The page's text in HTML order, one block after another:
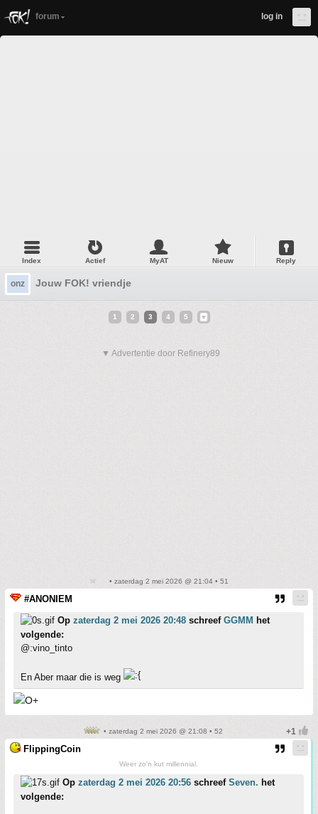
forum log in
Index Actief MyAT Nieuw Reply
onz Jouw FOK! vriendje
1 2 3 4 5
▼ Advertentie door Refinery89
• zaterdag 2 mei 2026 @ 21:04 • 51
#ANONIEM
Op zaterdag 2 mei 2026 20:48 schreef GGMM het
volgende:
@:vino_tinto
En Aber maar die is weg
• zaterdag 2 mei 2026 @ 21:08 • 52
FlippingCoin
Weer zo'n kut millennial.
Op zaterdag 2 mei 2026 20:56 schreef Seven. het
volgende: